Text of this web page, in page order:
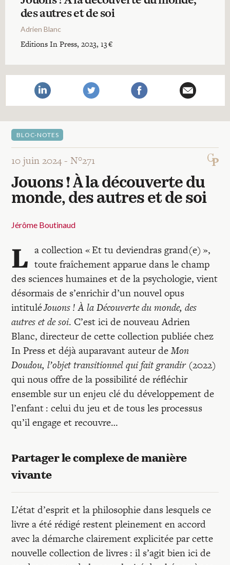
Revues
Colloque
Mon panier
Mon compte
des autres et de soi
Adrien Blanc
Editions In Press, 2023, 13 €
BLOC-NOTES
10 juin 2024 -N°271
Jouons ! À la découverte du
monde, des autres et de soi
Jérôme Boutinaud
L a collection « Et tu deviendras grand(e) »,
toute fraîchement apparue dans le champ
des sciences humaines et de la psychologie, vient
désormais de s’enrichir d’un nouvel opus
intituléJouons ! À la Découverte du monde, des
autres et de soi. C’est ici de nouveau Adrien
Blanc, directeur de cette collection publiée chez
In Press et déjà auparavant auteur deMon
Doudou, l’objet transitionnel qui fait grandir(2022)
qui nous offre de la possibilité de réfléchir
ensemble sur un enjeu clé du développement de
l’enfant : celui du jeu et de tous les processus
qu’il engage et recouvre…
Partager le complexe de manière
vivante
L’état d’esprit et la philosophie dans lesquels ce
livre a été rédigé restent pleinement en accord
avec la démarche clairement explicitée par cette
nouvelle collection de livres : il s’agit bien ici de